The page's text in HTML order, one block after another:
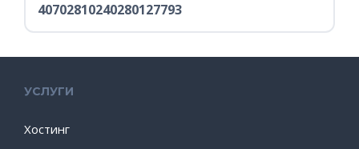
40702810240280127793
УСЛУГИ
Хостинг